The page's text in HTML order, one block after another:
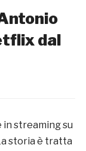
dal
in streaming su
storia è tratta